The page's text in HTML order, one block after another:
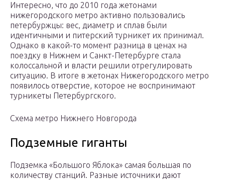
Интересно, что до 2010 года жетонами
нижегородского метро активно пользовались
петербуржцы: вес, диаметр и сплав были
идентичными и питерский турникет их принимал.
Однако в какой-то момент разница в ценах на
поездку в Нижнем и Санкт-Петербурге стала
колоссальной и власти решили отрегулировать
ситуацию. В итоге в жетонах Нижегородского метро
появилось отверстие, которое не воспринимают
турникеты Петербургского.
Схема метро Нижнего Новгорода
Подземные гиганты
Подземка «Большого Яблока» самая большая по
количеству станций. Разные источники дают